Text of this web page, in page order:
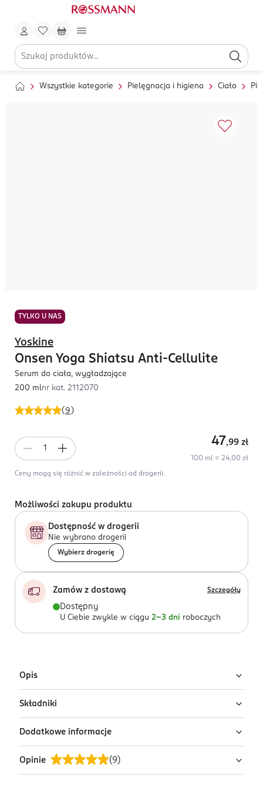
Wszystkie kategorie Pielęgnacja i higiena Ciało
TYLKO U NAS
(9 )
Yoskine
Onsen Yoga Shiatsu Anti-Cellulite
Serum do ciała, wygładzające
200 mlnr kat. 2112070
47,99 zł
100 ml = 24,00 zł
Ceny mogą się różnić w zależności od drogerii.
Możliwości zakupu produktu
Dostępność w drogerii
Nie wybrano drogerii
Wybierz drogerię
Zamów z dostawą Szczegóły
Dostępny
U Ciebie zwykle w ciągu 2-3 dni roboczych
Opis
Intensywne serum na cellulit Yoskine Onsen
Yoga Body Shape
Onsen oraz techniką masażu Shiatsu wspiera redukcję
cellulitu, wygładza i regeneruje skórę.
Składniki
Ingredients: : AQUA, CETEARYL ETHYLHEXANOATE,
BUTYLENE GLYCOL, SODIUM
ACRYLATE/ACRYLOYLDIMETHYLTAURATE/
CROSSPOLYMER, CAMELLIA JAPONICA SEED OIL,
Dodatkowe informacje
PRZYGOTOWANIE I STOSOWANIE
Wmasuj energicznymi ruchami w miejsca dotknięte
Opinie (9)